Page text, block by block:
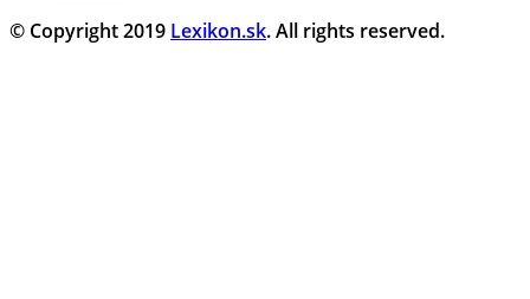
© Copyright 2019 Lexikon.sk. All rights reserved.